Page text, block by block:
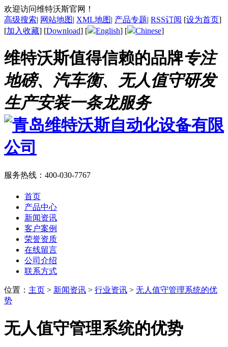
欢迎访问维特沃斯官网！
高级搜索| 网站地图| XML地图| 产品专题| RSS订阅 [设为首页]
[加入收藏] [Download] [ English] [ Chinese]
维特沃斯值得信赖的品牌专注
地磅、汽车衡、无人值守研发
生产安装一条龙服务
服务热线： 400-030-7767
首页
产品中心
新闻资讯
客户案例
荣誉资质
在线留言
公司介绍
联系方式
位置 ： 主页 > 新闻资讯 > 行业资讯 > 无人值守管理系统的优
势
无人值守管理系统的优势